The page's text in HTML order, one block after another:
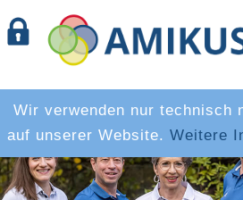
Wir verwenden nur technisch
auf unserer Website. Weitere